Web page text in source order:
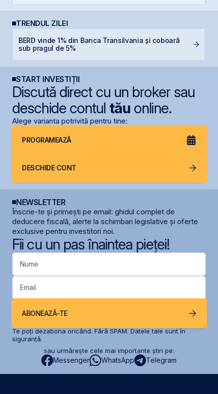
TRENDUL ZILEI
BERD vinde 1% din Banca Transilvania și coboară
sub pragul de 5%
START INVESTIȚII
Discută direct cu un broker sau
deschide contul tăuonline.
Alege varianta potrivită pentru tine:
PROGRAMEAZĂ
DESCHIDE CONT
NEWSLETTER
Înscrie-te și primești pe email: ghidul complet de
deducere fiscală, alerte la schimbari legislative și oferte
exclusive pentru investitori noi.
Fii cu un pas înaintea pieței!
Nume
Email
ABONEAZĂ-TE
Te poți dezabona oricând. Fără SPAM. Datele tale sunt în
siguranță.
sau urmărește cele mai importante știri pe:
Messenger WhatsApp Telegram